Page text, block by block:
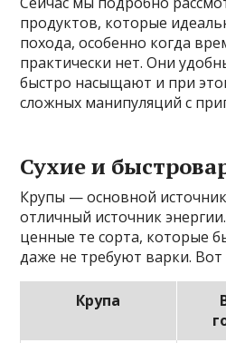
продуктов, которые
похода, особенно когда
практически нет. Они
быстро насыщают и при
сложных манипуляций с
Сухие и
Крупы — основной
отличный источник
ценные те сорта, которые
даже не требуют варки.
Крупа